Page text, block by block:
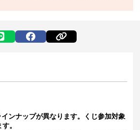
ンナップが異なります。くじ参加対象
。